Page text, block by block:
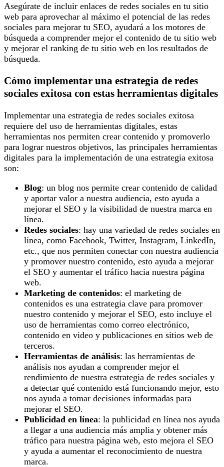
Asegúrate de incluir enlaces de redes sociales en tu sitio
web para aprovechar al máximo el potencial de las redes
sociales para mejorar tu SEO, ayudará a los motores de
búsqueda a comprender mejor el contenido de tu sitio web
y mejorar el ranking de tu sitio web en los resultados de
búsqueda.
Cómo implementar una estrategia de redes
sociales exitosa con estas herramientas digitales
Implementar una estrategia de redes sociales exitosa
requiere del uso de herramientas digitales, estas
herramientas nos permiten crear contenido y promoverlo
para lograr nuestros objetivos, las principales herramientas
digitales para la implementación de una estrategia exitosa
son:
Blog: un blog nos permite crear contenido de calidad
y aportar valor a nuestra audiencia, esto ayuda a
mejorar el SEO y la visibilidad de nuestra marca en
línea.
Redes sociales: hay una variedad de redes sociales en
línea, como Facebook, Twitter, Instagram, LinkedIn,
etc., que nos permiten conectar con nuestra audiencia
y promover nuestro contenido, esto ayuda a mejorar
el SEO y aumentar el tráfico hacia nuestra página
web.
Marketing de contenidos: el marketing de
contenidos es una estrategia clave para promover
nuestro contenido y mejorar el SEO, esto incluye el
uso de herramientas como correo electrónico,
contenido en video y publicaciones en sitios web de
terceros.
Herramientas de análisis: las herramientas de
análisis nos ayudan a comprender mejor el
rendimiento de nuestra estrategia de redes sociales y
a detectar qué contenido está funcionando mejor, esto
nos ayuda a tomar decisiones informadas para
mejorar el SEO.
Publicidad en línea: la publicidad en línea nos ayuda
a llegar a una audiencia más amplia y obtener más
tráfico para nuestra página web, esto mejora el SEO
y ayuda a aumentar el reconocimiento de nuestra
marca.